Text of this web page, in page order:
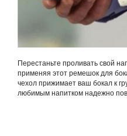
Перестаньте проливать свой
применяя этот ремешок для
чехол прижимает ваш бокал к
любимым напитком надежно